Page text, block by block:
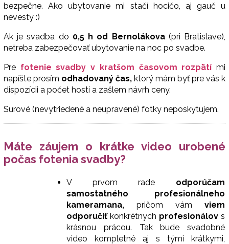
bezpečne. Ako ubytovanie mi stačí hocičo, aj gauč u
nevesty :)
Ak je svadba do 0,5 h od Bernolákova(pri Bratislave),
netreba zabezpečovať ubytovanie na noc po svadbe.
Pre fotenie svadbyv kratšom časovom rozpätí mi
napíšte prosím odhadovaný čas, ktorý mám byť pre vás k
dispozícii a počet hostí a zašlem návrh ceny.
Surové (nevytriedené a neupravené) fotky neposkytujem.
Máte záujem o krátke video urobené
počas fotenia svadby?
V prvom rade odporúčam
samostatného profesionálneho
kameramana, pričom vám viem
odporučiťkonkrétnych profesionálov s
krásnou prácou. Tak bude svadobné
video kompletné aj s tými krátkymi,